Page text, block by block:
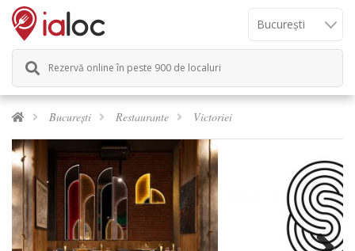
Rezervă online în peste 900 de localuri
București Restaurante Victoriei